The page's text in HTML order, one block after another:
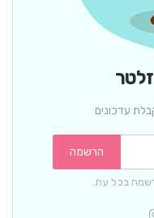
עדכונים
הרשמה
בכל עת.